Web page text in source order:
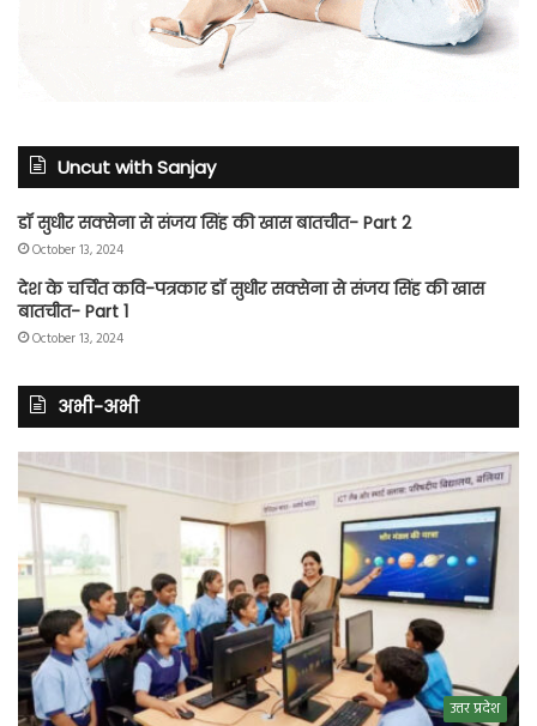
Uncut with Sanjay
डॉ सुधीर सक्सेना से संजय सिंह की खास बातचीत- Part 2
October 13, 2024
देश के चर्चित कवि-पत्रकार डॉ सुधीर सक्सेना से संजय सिंह की खास
बातचीत- Part 1
October 13, 2024
अभी-अभी
उत्तर प्रदेश